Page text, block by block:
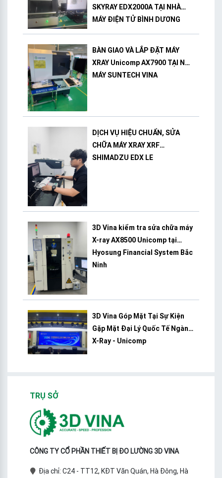
SKYRAY EDX2000A TẠI NHÀ
MÁY ĐIỆN TỬ BÌNH DƯƠNG
BÀN GIAO VÀ LẮP ĐẶT MÁY
XRAY Unicomp AX7900 TẠI NHÀ
MÁY SUNTECH VINA
DỊCH VỤ HIỆU CHUẨN, SỬA
CHỮA MÁY XRAY XRF
SHIMADZU EDX LE
3D Vina kiểm tra sửa chữa máy
X-ray AX8500 Unicomp tại
Hyosung Financial System Bắc
Ninh
3D Vina Góp Mặt Tại Sự Kiện
Gặp Mặt Đại Lý Quốc Tế Ngành
X-Ray - Unicomp
TRỤ SỞ
CÔNG TY CỔ PHẦN THIẾT BỊ ĐO LƯỜNG 3D VINA
Địa chỉ: C24 - TT12, KĐT Văn Quán, Hà Đông, Hà